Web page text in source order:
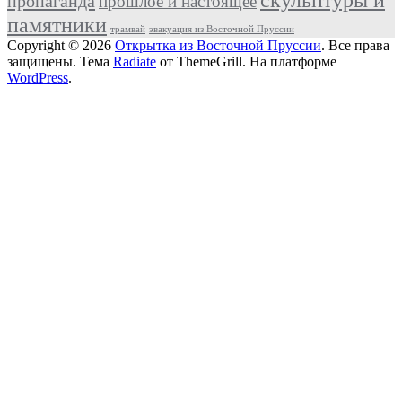
памятники трамвай эвакуация из Восточной Пруссии
Copyright © 2026 Открытка из Восточной Пруссии. Все права
защищены. Тема Radiate от ThemeGrill. На платформе
WordPress.